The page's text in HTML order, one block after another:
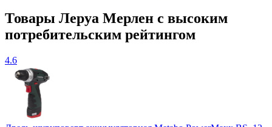
Товары Леруа Мерлен c высоким
потребительским рейтингом
4.6